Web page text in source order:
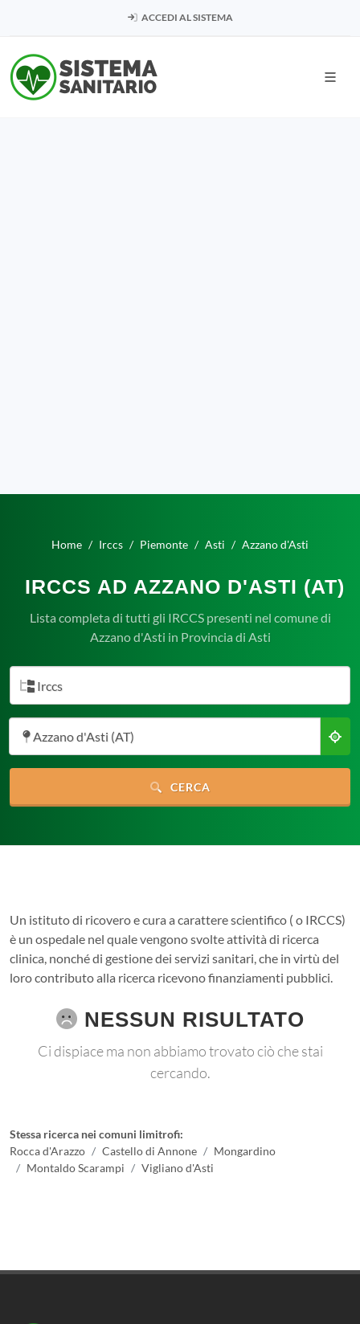
ACCEDI AL SISTEMA
Home Irccs Piemonte Asti Azzano d'Asti
IRCCS AD AZZANO D'ASTI (AT)
Lista completa di tutti gli IRCCS presenti nel comune di
Azzano d'Asti in Provincia di Asti
Irccs
Azzano d'Asti (AT)
CERCA
Un istituto di ricovero e cura a carattere scientifico ( o IRCCS)
è un ospedale nel quale vengono svolte attività di ricerca
clinica, nonché di gestione dei servizi sanitari, che in virtù del
loro contributo alla ricerca ricevono finanziamenti pubblici.
NESSUN RISULTATO
Ci dispiace ma non abbiamo trovato ciò che stai
cercando.
Stessa ricerca nei comuni limitrofi:
Rocca d'Arazzo
Castello di Annone
Mongardino
Montaldo Scarampi
Vigliano d'Asti